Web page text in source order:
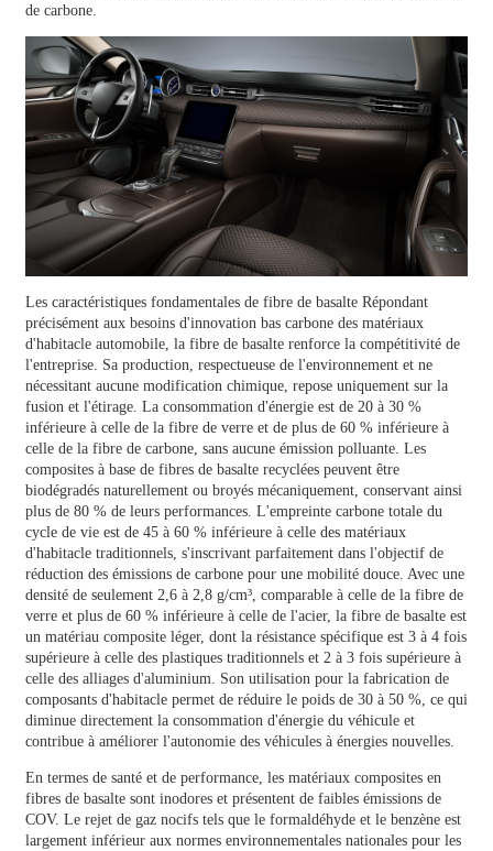
de carbone.
Les caractéristiques fondamentales de fibre de basalteRépondant
précisément aux besoins d'innovation bas carbone des matériaux
d'habitacle automobile, la fibre de basalte renforce la compétitivité de
l'entreprise. Sa production, respectueuse de l'environnement et ne
nécessitant aucune modification chimique, repose uniquement sur la
fusion et l'étirage. La consommation d'énergie est de 20 à 30 %
inférieure à celle de la fibre de verre et de plus de 60 % inférieure à
celle de la fibre de carbone, sans aucune émission polluante. Les
composites à base de fibres de basalte recyclées peuvent être
biodégradés naturellement ou broyés mécaniquement, conservant ainsi
plus de 80 % de leurs performances. L'empreinte carbone totale du
cycle de vie est de 45 à 60 % inférieure à celle des matériaux
d'habitacle traditionnels, s'inscrivant parfaitement dans l'objectif de
réduction des émissions de carbone pour une mobilité douce. Avec une
densité de seulement 2,6 à 2,8 g/cm³, comparable à celle de la fibre de
verre et plus de 60 % inférieure à celle de l'acier, la fibre de basalte est
un matériau composite léger, dont la résistance spécifique est 3 à 4 fois
supérieure à celle des plastiques traditionnels et 2 à 3 fois supérieure à
celle des alliages d'aluminium. Son utilisation pour la fabrication de
composants d'habitacle permet de réduire le poids de 30 à 50 %, ce qui
diminue directement la consommation d'énergie du véhicule et
contribue à améliorer l'autonomie des véhicules à énergies nouvelles.
En termes de santé et de performance, les matériaux composites en
fibres de basalte sont inodores et présentent de faibles émissions de
COV. Le rejet de gaz nocifs tels que le formaldéhyde et le benzène est
largement inférieur aux normes environnementales nationales pour les